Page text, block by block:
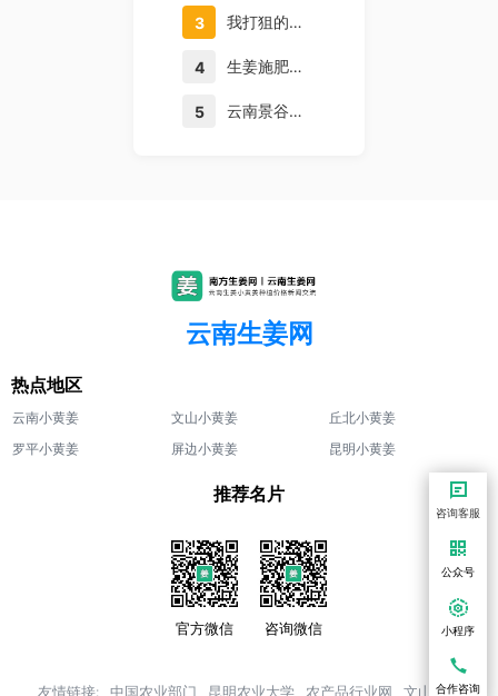
3 我打狙的技术，不容质疑
4 生姜施肥如何把握？看生姜对氮磷钾吸收动态，姜农朋友们注意
5 云南景谷：打造雪茄烟优质种植示范基地 助推乡村产业振兴
云南生姜网
热点地区
云南小黄姜 文山小黄姜
丘北小黄姜
罗平小黄姜
屏边小黄姜 昆明小黄姜
推荐名片
官方微信 咨询微信
友情链接: 中国农业部门 昆明农业大学 农产品行业网 文山三七
咨询客服
公众号
小程序
合作咨询